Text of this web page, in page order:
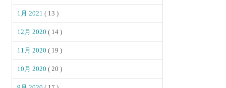
1月 2021( 13 )
12月 2020( 14 )
11月 2020( 19 )
10月 2020( 20 )